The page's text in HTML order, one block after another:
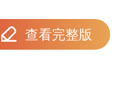
查看完整版